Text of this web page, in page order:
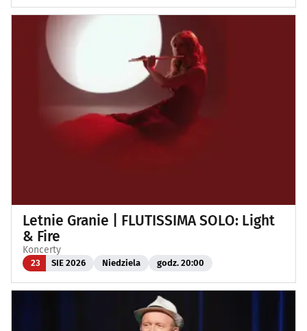
Letnie Granie | FLUTISSIMA SOLO: Light
& Fire
Koncerty
23 SIE 2026 Niedziela godz. 20:00